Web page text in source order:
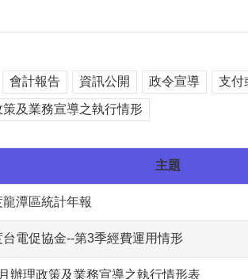
會計報告 資訊公開 政令宣導 支付
策及業務宣導之執行情形
主題
潭區統計年報
台電促協金--第3季經費運用情形
辦理政策及業務宣導之執行情形表